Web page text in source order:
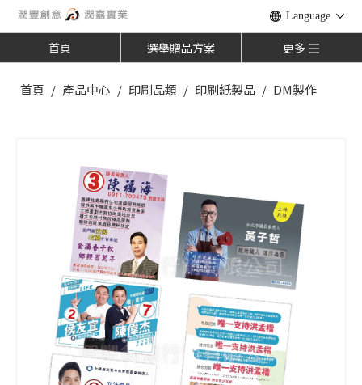
Language
首頁 選舉贈品方案 更多
首頁 / 產品中心 / 印刷品類 / 印刷紙製品 / DM製作